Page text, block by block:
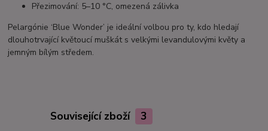
Přezimování: 5–10 °C, omezená zálivka
Pelargónie ‘Blue Wonder’ je ideální volbou pro ty, kdo hledají
dlouhotrvající květoucí muškát s velkými levandulovými květy a
jemným bílým středem.
Související zboží 3